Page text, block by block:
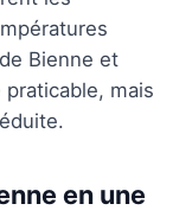
Bienne et
mais
en une